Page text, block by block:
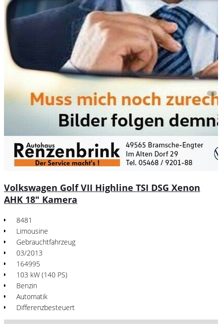
Volkswagen Golf VII Highline TSI DSG Xenon
AHK 18" Kamera
8481
Limousine
Gebrauchtfahrzeug
03/2013
164995
103 kW (140 PS)
Benzin
Automatik
Differenzbesteuert